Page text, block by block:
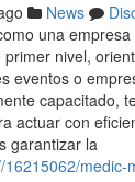
News
una
nivel,
eventos o
capacitado,
actuar con
garantizar la
medic-